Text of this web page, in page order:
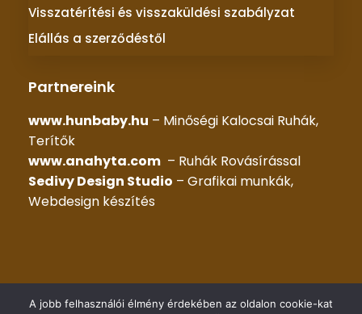
Visszatérítési és visszaküldési szabályzat
Elállás a szerződéstől
Partnereink
www.hunbaby.hu – Minőségi Kalocsai Ruhák,
Terítők
www.anahyta.com – Ruhák Rovásírással
Sedivy Design Studio – Grafikai munkák,
Webdesign készítés
© 2025 –KALOCSAI RUHÁK– Minden jog fenntartva |
A jobb felhasználói élmény érdekében az oldalon cookie-kat